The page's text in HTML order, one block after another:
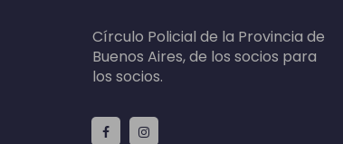
Círculo Policial de la Provincia de
Buenos Aires, de los socios para
los socios.